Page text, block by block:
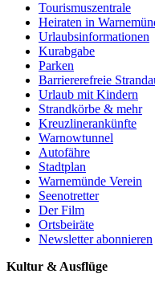
Tourismuszentrale
Heiraten in
Urlaubsinformationen
Kurabgabe
Parken
Barriererefreie
Urlaub mit Kindern
Strandkörbe & mehr
Kreuzlinerankünfte
Warnowtunnel
Autofähre
Stadtplan
Warnemünde Verein
Seenotretter
Der Film
Ortsbeiräte
Newsletter abonnieren
Kultur & Ausflüge